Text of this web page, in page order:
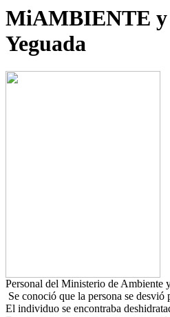
MiAMBIENTE y
Yeguada
Personal del Ministerio de Ambiente
Se conoció que la persona se
El individuo se encontraba